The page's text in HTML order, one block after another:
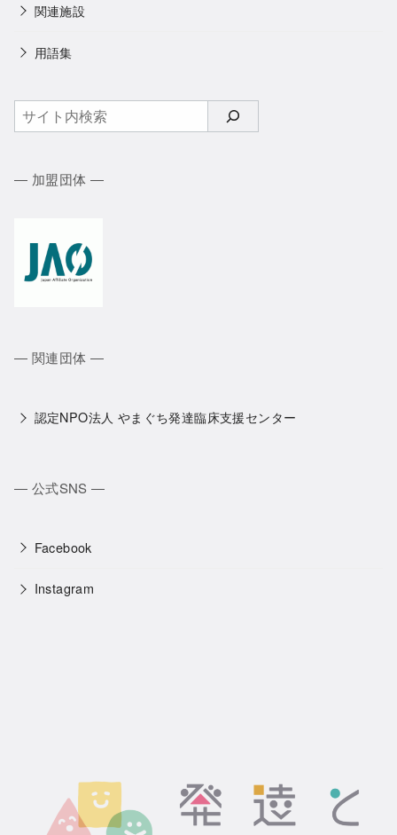
関連施設
用語集
検
索
― 加盟団体 ―
― 関連団体 ―
認定NPO法人 やまぐち発達臨床支援センター
― 公式SNS ―
Facebook
Instagram